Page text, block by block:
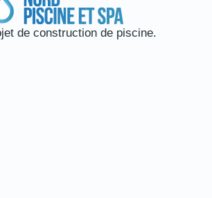
de construction de piscine.